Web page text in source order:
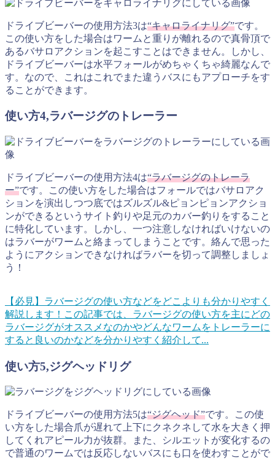
ドライブビーバーの使用方法3は“キャロライナリグ”です。
この使い方をした場合はワームと重りが離れるので真骨頂で
あるバサロアクションを起こすことはできません。しかし、
ドライブビーバーは水平フォールがめちゃくちゃ綺麗なんで
す。なので、これはこれでまた違うバスにもアプローチをす
ることができます。
使い方4,ラバージグのトレーラー
ドライブビーバーの使用方法4は“ラバージグのトレーラ
ー”です。この使い方をした場合はフォールではバサロアク
ションを演出しつつ底ではズルズル&ピョンピョンアクショ
ンができるというサイト釣りや足元のカバー釣りをすること
に特化しています。しかし、一つ注意しなければいけないの
はラバーがワームと絡まってしまうことです。絡んで思った
ようにアクションできなければラバーを切って調整しましょ
う！
【必見】ラバージグの使い方などをどこよりも分かりやすく
解説します！ この記事では、ラバージグの使い方を主にどの
ラバージグがオススメなのかやどんなワームをトレーラーに
すると良いのかなどを分かりやすく紹介して...
使い方5,ジグヘッドリグ
ドライブビーバーの使用方法5は“ジグヘッド”です。この使
い方をした場合爪が遅れて上下にクネクネして水を大きく押
してくれアピール力が抜群。また、シルエットが変化するの
で普通のワームでは反応しないバスにも口を使わすことがで